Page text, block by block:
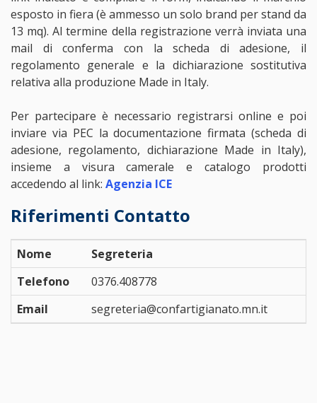
esposto in fiera (è ammesso un solo brand per stand da
13 mq). Al termine della registrazione verrà inviata una
mail di conferma con la scheda di adesione, il
regolamento generale e la dichiarazione sostitutiva
relativa alla produzione Made in Italy.
Per partecipare è necessario registrarsi online e poi
inviare via PEC la documentazione firmata (scheda di
adesione, regolamento, dichiarazione Made in Italy),
insieme a visura camerale e catalogo prodotti
accedendo al link: Agenzia ICE
Riferimenti Contatto
Nome
Segreteria
Telefono
0376.408778
Email
segreteria@confartigianato.mn.it